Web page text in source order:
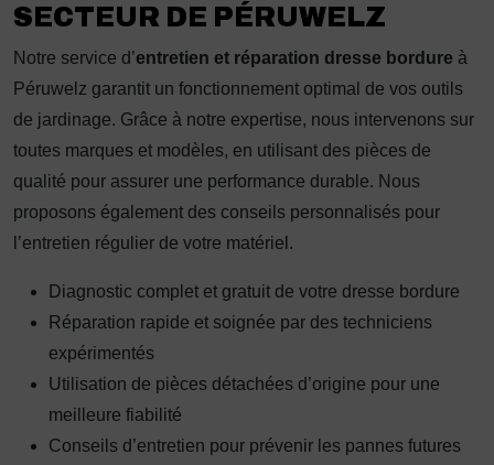
SECTEUR DE PÉRUWELZ
Notre service d’entretien et réparation dresse bordure à
Péruwelz garantit un fonctionnement optimal de vos outils
de jardinage. Grâce à notre expertise, nous intervenons sur
toutes marques et modèles, en utilisant des pièces de
qualité pour assurer une performance durable. Nous
proposons également des conseils personnalisés pour
l’entretien régulier de votre matériel.
Diagnostic complet et gratuit de votre dresse bordure
Réparation rapide et soignée par des techniciens
expérimentés
Utilisation de pièces détachées d’origine pour une
meilleure fiabilité
Conseils d’entretien pour prévenir les pannes futures